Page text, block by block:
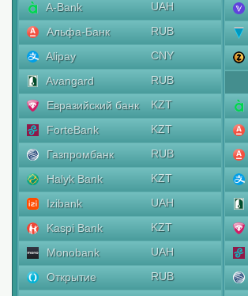
A-Bank
UAH
Альфа-Банк
RUB
Alipay
CNY
Avangard
RUB
Евразийский банк
KZT
ForteBank
KZT
Газпромбанк
RUB
Halyk Bank
KZT
Izibank
UAH
Kaspi Bank
KZT
Monobank
UAH
Открытие
RUB